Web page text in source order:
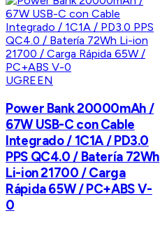
UGREEN
Power Bank 20000mAh /
67W USB-C con Cable
Integrado / 1C1A / PD3.0
PPS QC4.0 / Batería 72Wh
Li-ion 21700 / Carga
Rápida 65W / PC+ABS V-
0